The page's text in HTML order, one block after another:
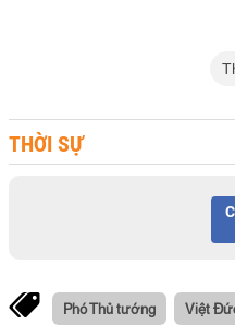
THỜI SỰ
Phó Thủ tướng Việt